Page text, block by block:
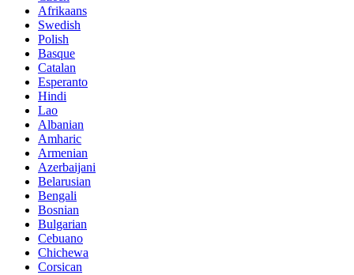
Afrikaans
Swedish
Polish
Basque
Catalan
Esperanto
Hindi
Lao
Albanian
Amharic
Armenian
Azerbaijani
Belarusian
Bengali
Bosnian
Bulgarian
Cebuano
Chichewa
Corsican